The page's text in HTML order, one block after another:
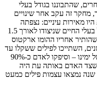
שהתבוננו בגודל בעלי
מחקר זה עקב אחר שינויים
מאירות עיניים: נצפתה
ירידה מתמשכת ומשמעותית מאוד בגודל בעלי החיים שניצודו לאורך 1.5
אחריו ההומו ארקטוס
השתייכו לפילים ששקלו עד
13 טון – יותר מכפול מהפיל האפריקאי של ימינו – וסיפקו לאדם כ-90%
שצד האדם באותה עת היה
שנה נמצאו עצמות פילים כמעט